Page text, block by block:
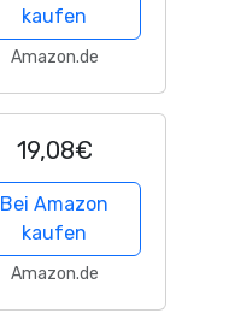
kaufen
Amazon.de
19,08€
Bei Amazon
kaufen
Amazon.de